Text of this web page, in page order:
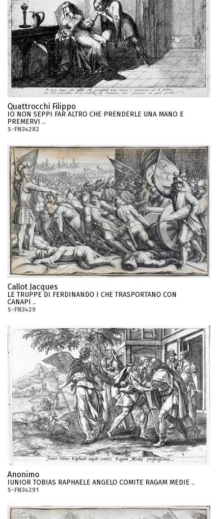
Quattrocchi Filippo
IO NON SEPPI FAR ALTRO CHE PRENDERLE UNA MANO E
PREMERVI ..
S-FN34282
Callot Jacques
LE TRUPPE DI FERDINANDO I CHE TRASPORTANO CON
CANAPI ..
S-FN3429
Anonimo
IUNIOR TOBIAS RAPHAELE ANGELO COMITE RAGAM MEDIE ..
S-FN34291